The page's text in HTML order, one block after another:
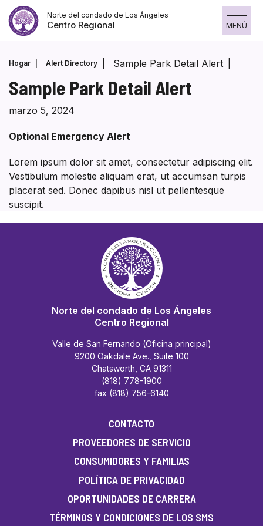
Saltar
contenido
Norte del condado de Los Ángeles
Centro Regional MENÚ
Hogar Alert Directory Sample Park Detail Alert
Sample Park Detail Alert
marzo 5, 2024
Optional Emergency Alert
Lorem ipsum dolor sit amet, consectetur adipiscing elit.
Vestibulum molestie aliquam erat, ut accumsan turpis
placerat sed. Donec dapibus nisl ut pellentesque
suscipit.
Norte del condado de Los Ángeles
Centro Regional
Valle de San Fernando (Oficina principal)
9200 Oakdale Ave., Suite 100
Chatsworth, CA 91311
(818) 778-1900
fax (818) 756-6140
CONTACTO
PROVEEDORES DE SERVICIO
CONSUMIDORES Y FAMILIAS
POLÍTICA DE PRIVACIDAD
OPORTUNIDADES DE CARRERA
TÉRMINOS Y CONDICIONES DE LOS SMS